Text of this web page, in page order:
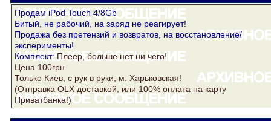
Продам iPod Touch 4/8Gb
Битый, не рабочий, на заряд не реагирует!
Продажа без претензий и возвратов, на восстановление/
эксперименты!
Комплект: Плеер, больше нет ни чего!
Цена 100грн
Только Киев, с рук в руки, м. Харьковская!
(Отправка OLX доставкой, или 100% оплата на карту
Приватбанка!)